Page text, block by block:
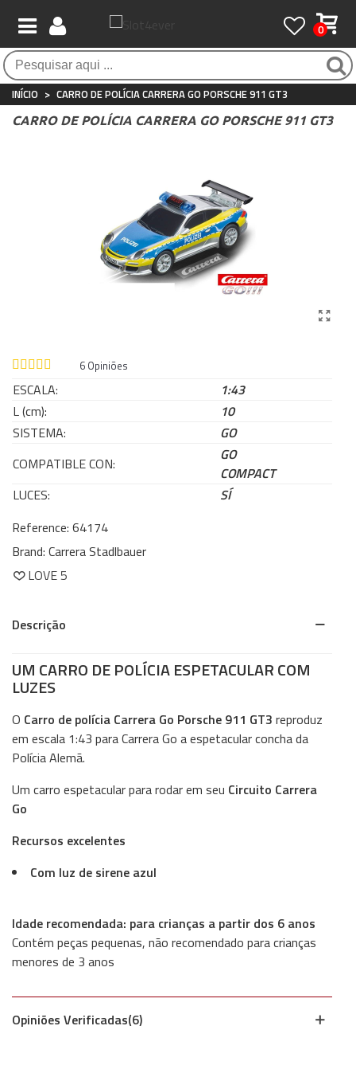
0
Atendimento ao Cliente
Whatsapp +34 697 854 500
Frete grátis / 24 horas
Para compras acima de €90
Pagamento 100% seguro
Compras seguras com SSL o tempo todo
INÍCIO > CARRO DE POLÍCIA CARRERA GO PORSCHE 911 GT3
CARRO DE POLÍCIA CARRERA GO PORSCHE 911 GT3
6 Opiniões
ESCALA:
1:43
L (cm):
10
SISTEMA:
GO
COMPATIBLE CON:
GO
COMPACT
LUCES:
SÍ
Reference: 64174
Brand: Carrera Stadlbauer
LOVE5
Descrição
UM CARRO DE POLÍCIA ESPETACULAR COM
LUZES
O Carro de polícia Carrera Go Porsche 911 GT3 reproduz
em escala 1:43 para Carrera Go a espetacular concha da
Polícia Alemã.
Um carro espetacular para rodar em seu Circuito Carrera
Go
Recursos excelentes
Com luz de sirene azul
Idade recomendada: para crianças a partir dos 6 anos
Contém peças pequenas, não recomendado para crianças
menores de 3 anos
Opiniões Verificadas(6)